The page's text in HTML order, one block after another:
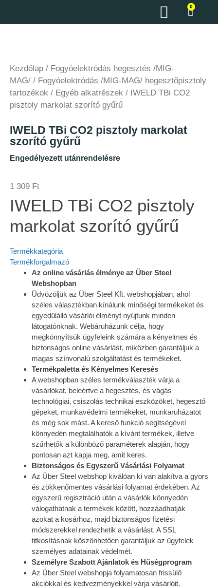
0
Kezdőlap / Fogyóelektródás hegesztés /MIG-
MAG/ / Fogyóelektródás /MIG-MAG/ hegesztőpisztoly
tartozékok / Egyéb alkatrészek / IWELD TBi CO2
pisztoly markolat szorító gyűrű
IWELD TBi CO2 pisztoly markolat
szorító gyűrű
Engedélyezett utánrendelésre
1 309 Ft
IWELD TBi CO2 pisztoly
markolat szorító gyűrű
Termékkategória
Termékforgalmazó
Az online vásárlás élménye az Über Steel
Webshopban
Üdvözöljük az Über Steel Kft. webshopjában, ahol
széles választékban kínálunk minőségi termékeket és
egyedülálló vásárlói élményt nyújtunk minden
látogatónknak. Webáruházunk célja, hogy
megkönnyítsük ügyfeleink számára a kényelmes és
biztonságos online vásárlást, miközben garantáljuk a
magas színvonalú szolgáltatást és termékeket.
Termékpaletta és Kényelmes Keresés
A webshopban széles termékválaszték várja a
vásárlókat, beleértve a hegesztés, és vágás
technológiai, csiszolás technikai eszközöket, hegesztő
gépeket, munkavédelmi termékeket, munkaruházatot
és még sok mást. A kereső funkció segítségével
könnyedén megtalálhatók a kívánt termékek, illetve
szűrhetők a különböző paraméterek alapján, hogy
pontosan azt kapja meg, amit keres.
Biztonságos és Egyszerű Vásárlási Folyamat
Az Über Steel webshop kiválóan ki van alakítva a gyors
és zökkenőmentes vásárlási folyamat érdekében. Az
egyszerű regisztráció után a vásárlók könnyedén
válogathatnak a termékek között, hozzáadhatják
azokat a kosárhoz, majd biztonságos fizetési
módszerekkel rendezhetik a vásárlást. A SSL
titkosításnak köszönhetően garantáljuk az ügyfelek
személyes adatainak védelmét.
Személyre Szabott Ajánlatok és Hűségprogram
Az Über Steel webshopja folyamatosan frissülő
akciókkal és kedvezményekkel várja vásárlóit.